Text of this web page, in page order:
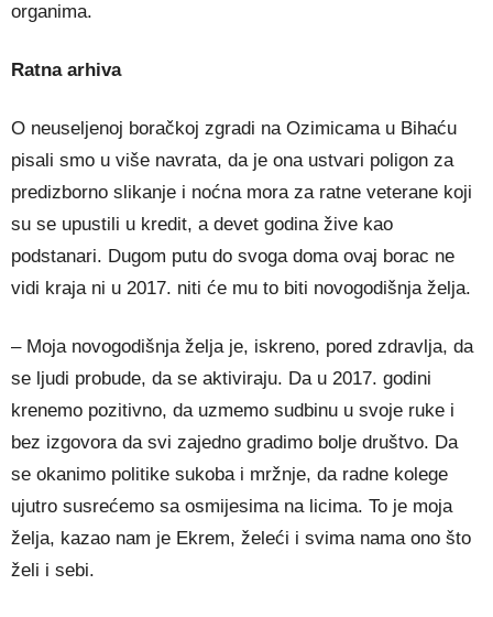
organima.
Ratna arhiva
O neuseljenoj boračkoj zgradi na Ozimicama u Bihaću
pisali smo u više navrata, da je ona ustvari poligon za
predizborno slikanje i noćna mora za ratne veterane koji
su se upustili u kredit, a devet godina žive kao
podstanari. Dugom putu do svoga doma ovaj borac ne
vidi kraja ni u 2017. niti će mu to biti novogodišnja želja.
– Moja novogodišnja želja je, iskreno, pored zdravlja, da
se ljudi probude, da se aktiviraju. Da u 2017. godini
krenemo pozitivno, da uzmemo sudbinu u svoje ruke i
bez izgovora da svi zajedno gradimo bolje društvo. Da
se okanimo politike sukoba i mržnje, da radne kolege
ujutro susrećemo sa osmijesima na licima. To je moja
želja, kazao nam je Ekrem, želeći i svima nama ono što
želi i sebi.